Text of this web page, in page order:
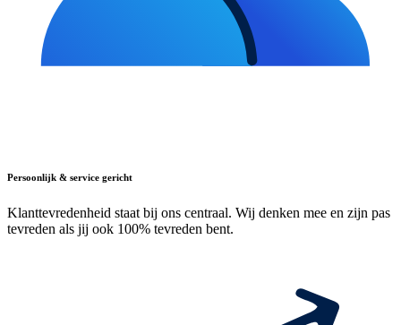
Persoonlijk & service gericht
Klanttevredenheid staat bij ons centraal. Wij denken mee en zijn pas
tevreden als jij ook 100% tevreden bent.